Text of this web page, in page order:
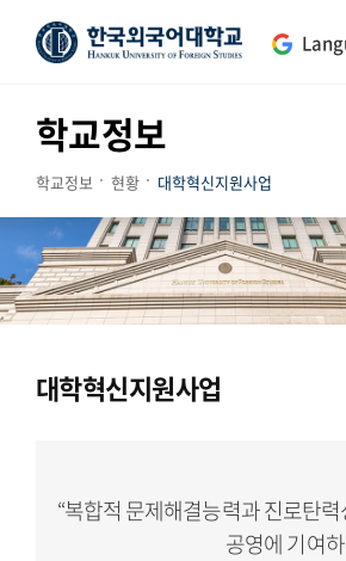
학교정보
학교정보 현황 대학혁신지원사업
대학혁신지원사업
“복합적 문제해결능력과 진로탄
공영에 기여